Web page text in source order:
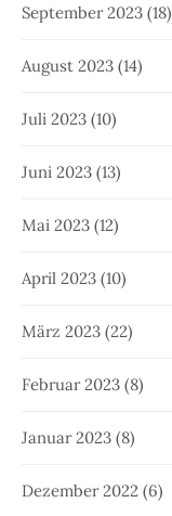
September 2023 (18)
August 2023 (14)
Juli 2023 (10)
Juni 2023 (13)
Mai 2023 (12)
April 2023 (10)
März 2023 (22)
Februar 2023 (8)
Januar 2023 (8)
Dezember 2022 (6)